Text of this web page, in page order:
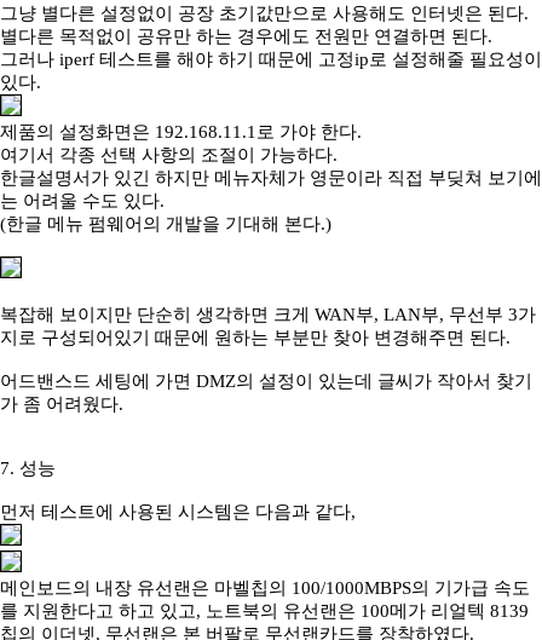
그냥 별다른 설정없이 공장 초기값만으로 사용해도 인터넷은 된다.
별다른 목적없이 공유만 하는 경우에도 전원만 연결하면 된다.
그러나 iperf 테스트를 해야 하기 때문에 고정ip로 설정해줄 필요성이
있다.
제품의 설정화면은 192.168.11.1로 가야 한다.
여기서 각종 선택 사항의 조절이 가능하다.
한글설명서가 있긴 하지만 메뉴자체가 영문이라 직접 부딪쳐 보기에
는 어려울 수도 있다.
(한글 메뉴 펌웨어의 개발을 기대해 본다.)
복잡해 보이지만 단순히 생각하면 크게 WAN부, LAN부, 무선부 3가
지로 구성되어있기 때문에 원하는 부분만 찾아 변경해주면 된다.
어드밴스드 세팅에 가면 DMZ의 설정이 있는데 글씨가 작아서 찾기
가 좀 어려웠다.
7. 성능
먼저 테스트에 사용된 시스템은 다음과 같다,
메인보드의 내장 유선랜은 마벨칩의 100/1000MBPS의 기가급 속도
를 지원한다고 하고 있고, 노트북의 유선랜은 100메가 리얼텍 8139
칩의 이더넷, 무선랜은 본 버팔로 무선랜카드를 장착하였다.